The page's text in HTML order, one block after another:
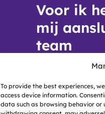
To provide the best experiences,
access device information.
data such as browsing behavior or
Voor ik
mij
team